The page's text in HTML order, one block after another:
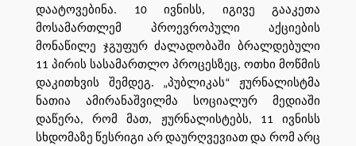
დაატოვებინა. 10 ივნისს, იგივე გააკეთა
მოსამართლემ პროევროპული აქციების
მონაწილე ჯგუფურ ძალადობაში ბრალდებული
11 პირის სასამართლო პროცესზეც, ოთხი მოწმის
დაკითხვის შემდეგ. „პუბლიკას“ ჟურნალისტმა
ნათია ამირანაშვილმა სოციალურ მედიაში
დაწერა, რომ მათ, ჟურნალისტებს, 11 ივნისს
სხდომაზე წესრიგი არ დაურღვევიათ და რომ არც